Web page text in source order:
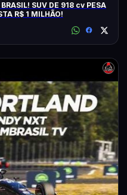
SUV DE 918 cv PESA
R$ 1 MILHÃO!